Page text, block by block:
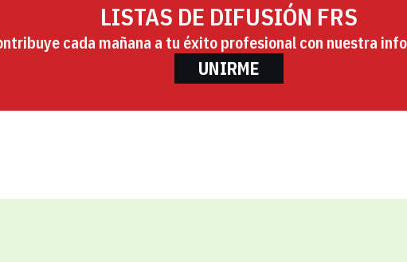
LISTAS DE DIFUSIÓN FRS
cada mañana a tu éxito profesional con nuestra
UNIRME